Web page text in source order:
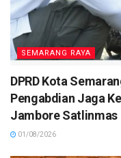
SEMARANG RAYA
DPRD Kota
Pengabdian Jaga
Jambore Satlinmas
01/08/2026